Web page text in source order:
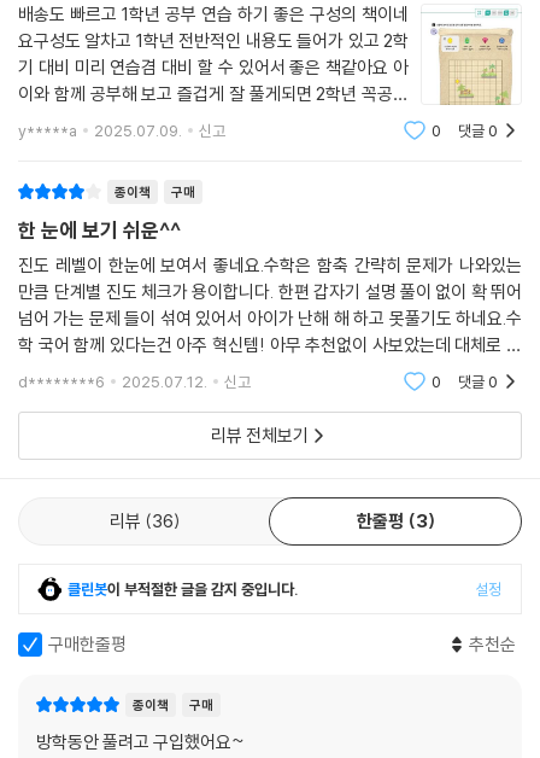
배송도 빠르고 1학년 공부 연습 하기 좋은 구성의 책이네
요구성도 알차고 1학년 전반적인 내용도 들어가 있고 2학
기 대비 미리 연습겸 대비 할 수 있어서 좋은 책같아요 아
이와 함께 공부해 보고 즐겁게 잘 풀게되면 2학년 꼭공도
구매 할 예정입니다
y*****a 2025.07.09. 신고 0 댓글0
종이책 구매
한 눈에 보기 쉬운^^
진도 레벨이 한눈에 보여서 좋네요.수학은 함축 간략히 문제가 나와있는
만큼 단계별 진도 체크가 용이합니다. 한편 갑자기 설명 풀이 없이 확 뛰어
넘어 가는 문제 들이 섞여 있어서 아이가 난해 해 하고 못풀기도 하네요.수
학 국어 함께 있다는건 아주 혁신템! 아무 추천없이 사보았는데 대체로 만
족해요
d********6 2025.07.12. 신고 0 댓글0
리뷰 전체보기
리뷰 36 한줄평 3
클린봇이 부적절한 글을 감지 중입니다. 설정
구매한줄평 추천순
종이책 구매
방학동안 풀려고 구입했어요~